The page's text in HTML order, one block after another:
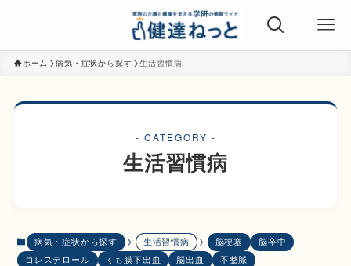
ホーム 病気・症状から探す 生活習慣病
- CATEGORY -
生活習慣病
病気・症状から探す 生活習慣病 脳梗塞
脳卒中
コレステロール
くも膜下出血 脳出血 不整脈